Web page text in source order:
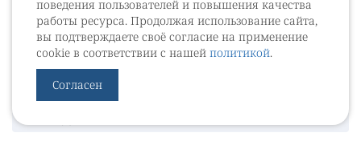
поведения пользователей и повышения качества
работы ресурса. Продолжая использование сайта,
вы подтверждаете своё согласие на применение
cookie в соответствии с нашей политикой.
Согласен
клиническая урология" Выпуск №1, 2017
Выпуски
Последние статьи